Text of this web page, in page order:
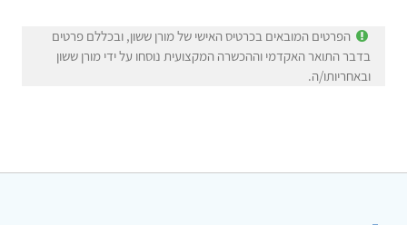
הפרטים המובאים בכרטיס האישי של מורן ששון, ובכללם פרטים
בדבר התואר האקדמי וההכשרה המקצועית נוסחו על ידי מורן ששון
ובאחריותו/ה.